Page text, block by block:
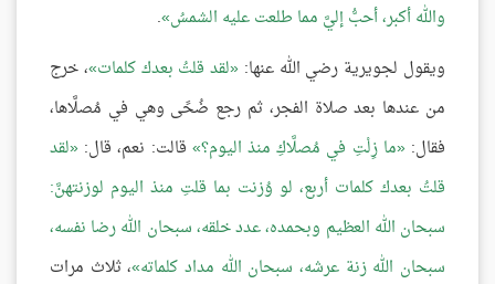
والله أكبر، أحبُّ إليَّ مما طلعت عليه الشمسُ .
ويقول لجويرية رضي الله عنها: لقد قلتُ بعدك كلمات ، خرج
من عندها بعد صلاة الفجر، ثم رجع ضُحًى وهي في مُصلَّاها،
فقال: ما زِلْتِ في مُصلَّاكِ منذ اليوم؟ قالت: نعم، قال: لقد
قلتُ بعدك كلمات أربع، لو وُزنت بما قلتِ منذ اليوم لوزنتهنَّ:
سبحان الله العظيم وبحمده، عدد خلقه، سبحان الله رضا نفسه،
سبحان الله زنة عرشه، سبحان الله مداد كلماته ، ثلاث مرات